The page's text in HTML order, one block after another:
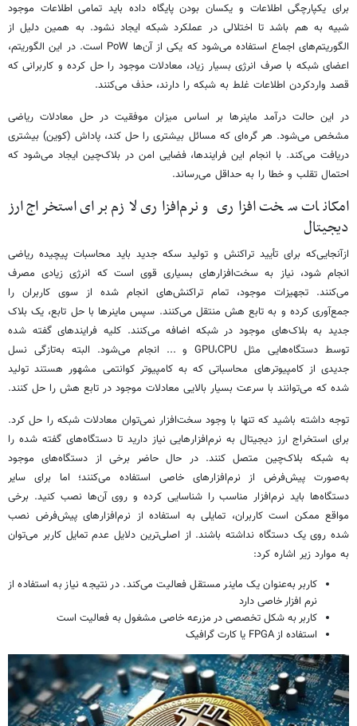
برای یکپارچگی اطلاعات و یکسان بودن پایگاه‌ داده باید تمامی اطلاعات موجود
شبیه به هم باشد تا اختلالی در عملکرد شبکه ایجاد نشود. به همین دلیل از
الگوریتم‌های اجماع استفاده می‌شود که یکی از آن‌ها PoW است. در این الگوریتم،
اعضای شبکه با صرف انرژی بسیار زیاد، معادلات موجود را حل کرده و کاربرانی که
قصد واردکردن اطلاعات غلط به شبکه را دارند، حذف می‌کنند.
در این حالت درآمد ماینرها بر اساس میزان موفقیت در حل معادلات ریاضی
مشخص می‌شود. هر گره‌ای که مسائل بیشتری را حل کند، پاداش (کوین) بیشتری
دریافت می‌کند. با انجام این فرایندها، فضایی امن در بلاک‌چین ایجاد می‌شود که
احتمال تقلب و خطا را به حداقل می‌رساند.
امکانات سخت افزاری و نرم‌افزاری لازم برای استخراج ارز
دیجیتال
ازآنجایی‌که برای تأیید تراکنش و تولید سکه جدید باید محاسبات پیچیده ریاضی
انجام شود، نیاز به سخت‌افزارهای بسیاری قوی است که انرژی زیادی مصرف
می‌کنند. تجهیزات موجود، تمام تراکنش‌های انجام شده از سوی کاربران را
جمع‌آوری کرده و به تابع هش منتقل می‌کنند. سپس ماینرها با حل تابع، یک بلاک
جدید به بلاک‌های موجود در شبکه اضافه می‌کنند. کلیه فرایندهای گفته شده
توسط دستگاه‌هایی مثل GPU،CPU و ... انجام می‌شود. البته به‌تازگی نسل
جدیدی از کامپیوترهای محاسباتی که به کامپیوتر کوانتمی مشهور هستند تولید
شده که می‌توانند با سرعت بسیار بالایی معادلات موجود در تابع هش را حل کنند.
توجه داشته باشید که تنها با وجود سخت‌افزار نمی‌توان معادلات شبکه را حل کرد.
برای استخراج ارز دیجیتال به نرم‌افزارهایی نیاز دارید تا دستگاه‌های گفته شده را
به شبکه بلاک‌چین متصل کنند. در حال حاضر برخی از دستگاه‌های موجود
به‌صورت پیش‌فرض از نرم‌افزارهای خاصی استفاده می‌کنند؛ اما برای سایر
دستگاه‌ها باید نرم‌افزار مناسب را شناسایی کرده و روی آن‌ها نصب کنید. برخی
مواقع ممکن است کاربران، تمایلی به استفاده از نرم‌افزارهای پیش‌فرض نصب
شده روی یک دستگاه نداشته باشند. از اصلی‌ترین دلایل عدم تمایل کاربر می‌توان
به موارد زیر اشاره کرد:
کاربر به‌عنوان یک ماینر مستقل فعالیت می‌کند. در نتیجه نیاز به استفاده از
نرم افزار خاصی دارد
کاربر به شکل تخصصی در مزرعه خاصی مشغول به فعالیت است
استفاده از FPGA یا کارت گرافیک